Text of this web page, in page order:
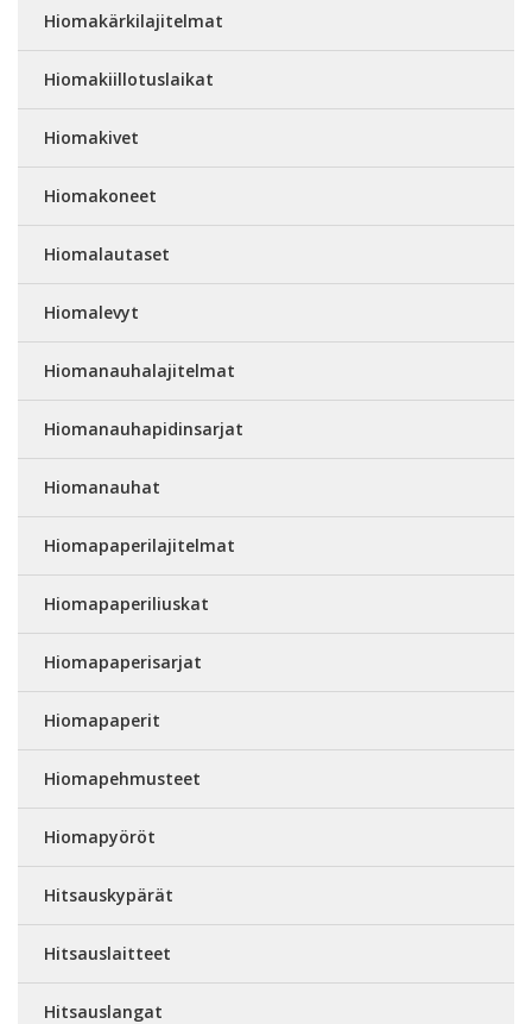
Hiomakärkilajitelmat
Hiomakiillotuslaikat
Hiomakivet
Hiomakoneet
Hiomalautaset
Hiomalevyt
Hiomanauhalajitelmat
Hiomanauhapidinsarjat
Hiomanauhat
Hiomapaperilajitelmat
Hiomapaperiliuskat
Hiomapaperisarjat
Hiomapaperit
Hiomapehmusteet
Hiomapyöröt
Hitsauskypärät
Hitsauslaitteet
Hitsauslangat